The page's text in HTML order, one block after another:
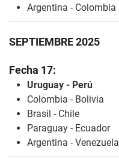
Argentina - Colombia
SEPTIEMBRE 2025
Fecha 17:
Uruguay - Perú
Colombia - Bolivia
Brasil - Chile
Paraguay - Ecuador
Argentina - Venezuela